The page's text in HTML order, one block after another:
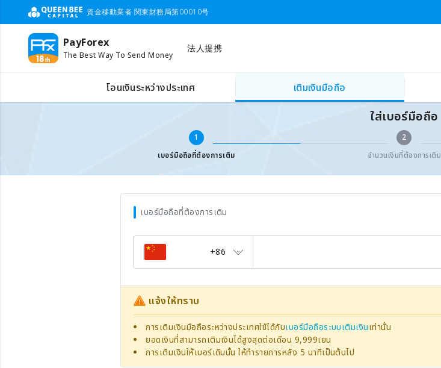
資金移動業者 関東財務局第00010号
PayForex
The Best Way To Send Money
法人提携
โอนเงินระหว่างประเทศ เติมเงินมือถือ
เติมเงินเบอร์มือถือต่างประเทศ ใส่เบอร์มือถือ
ใส่เบอร์มือถือ
1
เบอร์มือถือที่ต้องการเติม
2
จำนวนเงินที่ต้องการเติม
เบอร์มือถือที่ต้องการเติม
+86
แจ้งให้ทราบ
การเติมเงินมือถือระหว่างประเทศใช้ได้กับเบอร์มือถือระบบเติมเงินเท่านั้น
ยอดเงินที่สามารถเติมเงินได้สูงสุดต่อเดือน 9,999เยน
การเติมเงินให้เบอร์เดิมนั้น ให้ทำรายการหลัง 5 นาทีเป็นต้นไป